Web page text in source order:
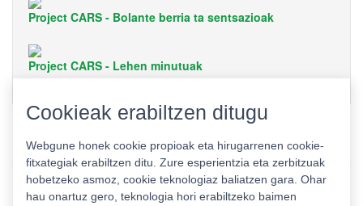
Project CARS - Bolante berria ta sentsazioak
Project CARS - Lehen minutuak
Cookieak erabiltzen ditugu
Webgune honek cookie propioak eta hirugarrenen cookie-
fitxategiak erabiltzen ditu. Zure esperientzia eta zerbitzuak
hobetzeko asmoz, cookie teknologiaz baliatzen gara. Ohar
hau onartuz gero, teknologia hori erabiltzeko baimen